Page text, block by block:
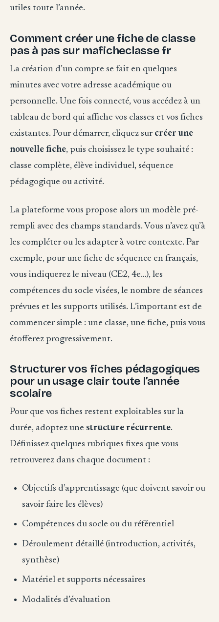
utiles toute l’année.
Comment créer une fiche de classe
pas à pas sur maficheclasse fr
La création d’un compte se fait en quelques
minutes avec votre adresse académique ou
personnelle. Une fois connecté, vous accédez à un
tableau de bord qui affiche vos classes et vos fiches
existantes. Pour démarrer, cliquez sur créer une
nouvelle fiche, puis choisissez le type souhaité :
classe complète, élève individuel, séquence
pédagogique ou activité.
La plateforme vous propose alors un modèle pré-
rempli avec des champs standards. Vous n’avez qu’à
les compléter ou les adapter à votre contexte. Par
exemple, pour une fiche de séquence en français,
vous indiquerez le niveau (CE2, 4e…), les
compétences du socle visées, le nombre de séances
prévues et les supports utilisés. L’important est de
commencer simple : une classe, une fiche, puis vous
étofferez progressivement.
Structurer vos fiches pédagogiques
pour un usage clair toute l’année
scolaire
Pour que vos fiches restent exploitables sur la
durée, adoptez une structure récurrente.
Définissez quelques rubriques fixes que vous
retrouverez dans chaque document :
Objectifs d’apprentissage (que doivent savoir ou
savoir faire les élèves)
Compétences du socle ou du référentiel
Déroulement détaillé (introduction, activités,
synthèse)
Matériel et supports nécessaires
Modalités d’évaluation